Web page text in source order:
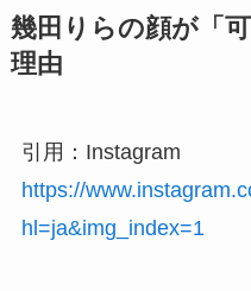
幾田りらの顔が「
理由
引用：Instagram
https://
hl=ja&img_index=1